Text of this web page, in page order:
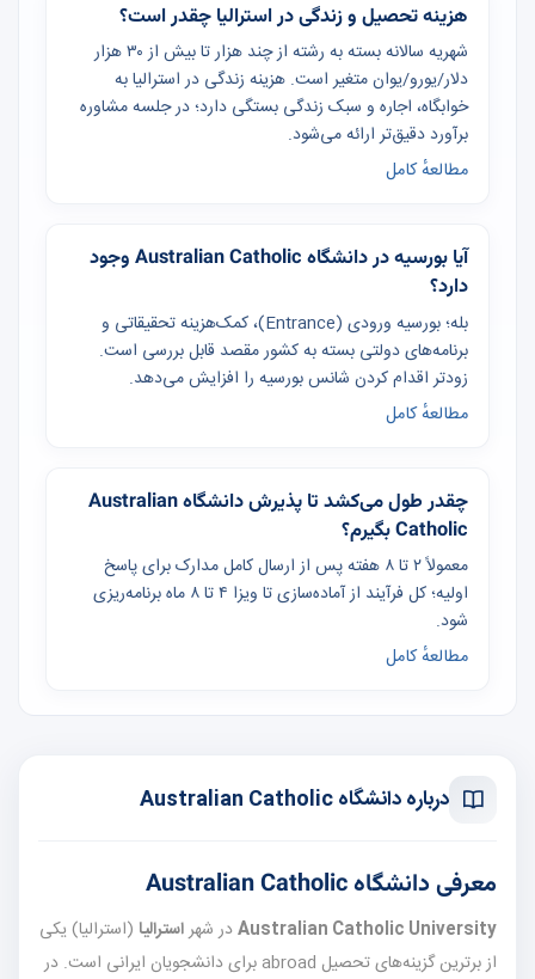
هزینه تحصیل و زندگی در استرالیا چقدر است؟
شهریه سالانه بسته به رشته از چند هزار تا بیش از ۳۰ هزار
دلار/یورو/یوان متغیر است. هزینه زندگی در استرالیا به
خوابگاه، اجاره و سبک زندگی بستگی دارد؛ در جلسه مشاوره
برآورد دقیق‌تر ارائه می‌شود.
مطالعهٔ کامل
آیا بورسیه در دانشگاه Australian Catholic وجود
دارد؟
بله؛ بورسیه ورودی (Entrance)، کمک‌هزینه تحقیقاتی و
برنامه‌های دولتی بسته به کشور مقصد قابل بررسی است.
زودتر اقدام کردن شانس بورسیه را افزایش می‌دهد.
مطالعهٔ کامل
چقدر طول می‌کشد تا پذیرش دانشگاه Australian
Catholic بگیرم؟
معمولاً ۲ تا ۸ هفته پس از ارسال کامل مدارک برای پاسخ
اولیه؛ کل فرآیند از آماده‌سازی تا ویزا ۴ تا ۸ ماه برنامه‌ریزی
شود.
مطالعهٔ کامل
درباره دانشگاه Australian Catholic
معرفی دانشگاه Australian Catholic
Australian Catholic Universityدر شهراسترالیا (استرالیا) یکی
از برترین گزینه‌های تحصیل abroad برای دانشجویان ایرانی است. در